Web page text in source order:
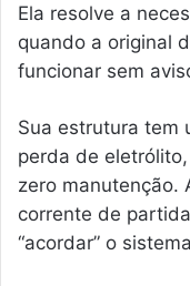
Ela resolve a
quando a original
funcionar sem
Sua estrutura tem
perda de
zero manutenção.
corrente de
“acordar” o